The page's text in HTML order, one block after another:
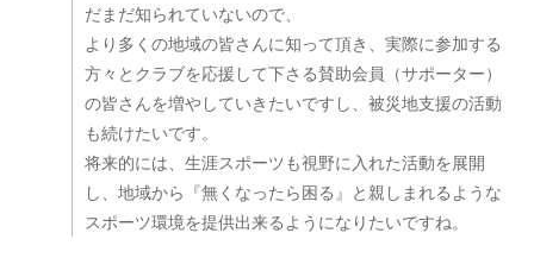
だまだ知られていないので、
より多くの地域の皆さんに知って頂き、実際に参加する
方々とクラブを応援して下さる賛助会員（サポーター）
の皆さんを増やしていきたいですし、被災地支援の活動
も続けたいです。
将来的には、生涯スポーツも視野に入れた活動を展開
し、地域から『無くなったら困る』と親しまれるような
スポーツ環境を提供出来るようになりたいですね。